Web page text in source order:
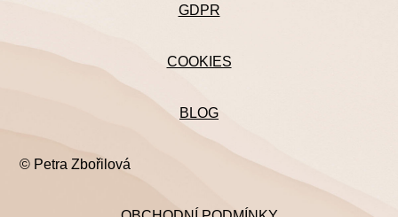
GDPR
COOKIES
BLOG
© Petra Zbořilová